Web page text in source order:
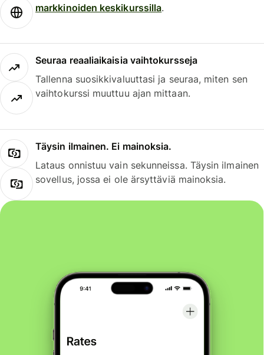
markkinoiden keskikurssilla.
Seuraa reaaliaikaisia vaihtokursseja
Tallenna suosikkivaluuttasi ja seuraa, miten sen
vaihtokurssi muuttuu ajan mittaan.
Täysin ilmainen. Ei mainoksia.
Lataus onnistuu vain sekunneissa. Täysin ilmainen
sovellus, jossa ei ole ärsyttäviä mainoksia.